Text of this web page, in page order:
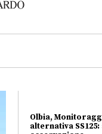
Olbia,
alternativa